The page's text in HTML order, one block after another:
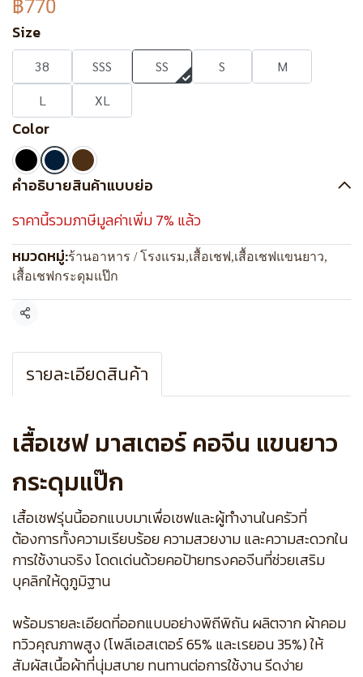
฿770
Size
38 SSS SS S
M
L
XL
Color
คำอธิบายสินค้าแบบย่อ
ราคานี้รวมภาษีมูลค่าเพิ่ม 7% แล้ว
หมวดหมู่:ร้านอาหาร / โรงแรม,เสื้อเชฟ,เสื้อเชฟแขนยาว,
เสื้อเชฟกระดุมแป๊ก
แชร์
รายละเอียดสินค้า
เสื้อเชฟ มาสเตอร์ คอจีน แขนยาว
กระดุมแป๊ก
เสื้อเชฟรุ่นนี้ออกแบบมาเพื่อเชฟและผู้ทำงานในครัวที่
ต้องการทั้งความเรียบร้อย ความสวยงาม และความสะดวกใน
การใช้งานจริง โดดเด่นด้วยคอป้ายทรงคอจีนที่ช่วยเสริม
บุคลิกให้ดูภูมิฐาน
พร้อมรายละเอียดที่ออกแบบอย่างพิถีพิถัน ผลิตจาก ผ้าคอม
ทวิวคุณภาพสูง (โพลีเอสเตอร์ 65% และเรยอน 35%) ให้
สัมผัสเนื้อผ้าที่นุ่มสบาย ทนทานต่อการใช้งาน รีดง่าย